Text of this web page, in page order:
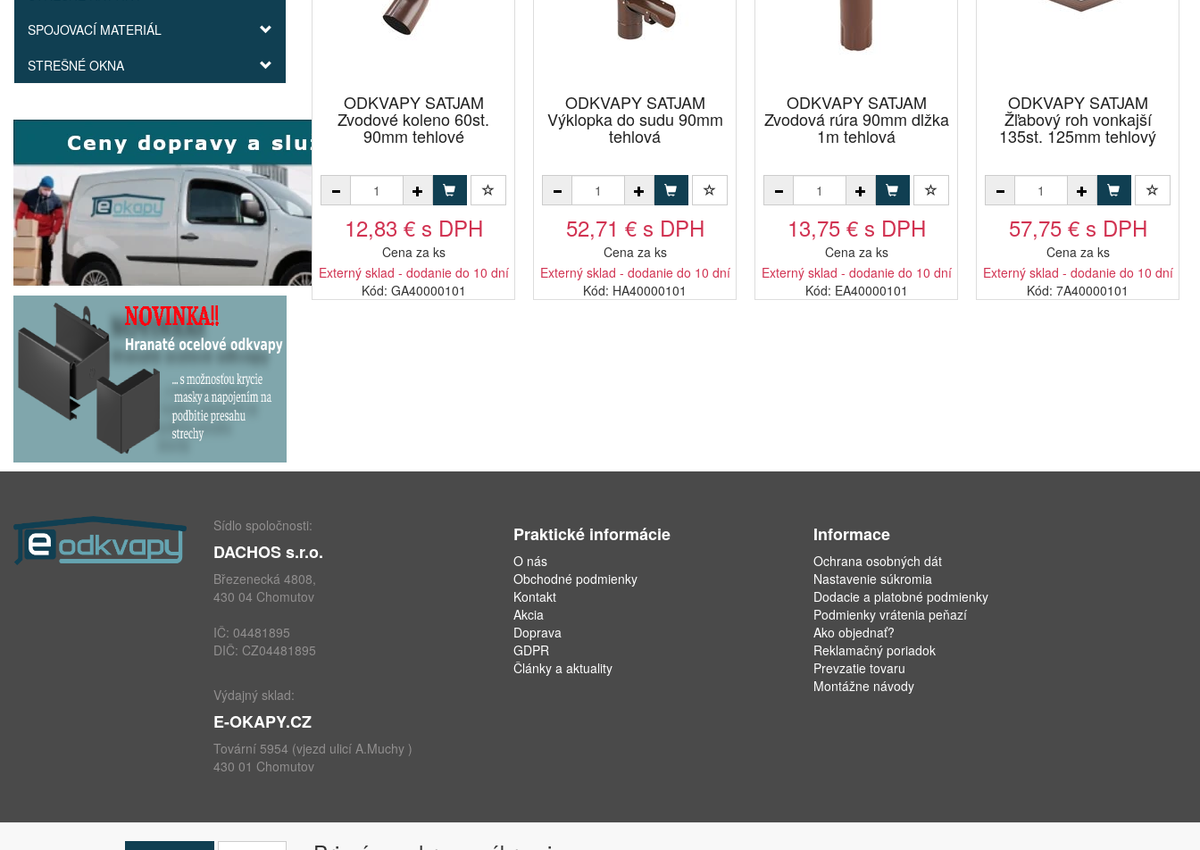
SPOJOVACÍ MATERIÁL
STREŠNÉ OKNA
ODKVAPY SATJAM
Zvodové koleno 60st.
90mm tehlové
12,83 € s DPH
Cena za ks
Externý sklad - dodanie do 10 dní
Kód: GA40000101
ODKVAPY SATJAM
Výklopka do sudu 90mm
tehlová
52,71 € s DPH
Cena za ks
Externý sklad - dodanie do 10 dní
Kód: HA40000101
ODKVAPY SATJAM
Zvodová rúra 90mm dlžka
1m tehlová
13,75 € s DPH
Cena za ks
Externý sklad - dodanie do 10 dní
Kód: EA40000101
ODKVAPY SATJAM
Žľabový roh vonkajší
135st. 125mm tehlový
57,75 € s DPH
Cena za ks
Externý sklad - dodanie do 10 dní
Kód: 7A40000101
Sídlo spoločnosti:
DACHOS s.r.o.
Březenecká 4808,
430 04 Chomutov
IČ: 04481895
DIČ: CZ04481895
Výdajný sklad:
E-OKAPY.CZ
Tovární 5954 (vjezd ulicí A.Muchy )
430 01 Chomutov
telefon: +420 724 693 604
Praktické informácie
O nás
Obchodné podmienky
Kontakt
Akcia
Doprava
GDPR
Články a aktuality
Informace
Ochrana osobných dát
Nastavenie súkromia
Dodacie a platobné podmienky
Podmienky vrátenia peňazí
Ako objednať?
Reklamačný poriadok
Prevzatie tovaru
Montážne návody